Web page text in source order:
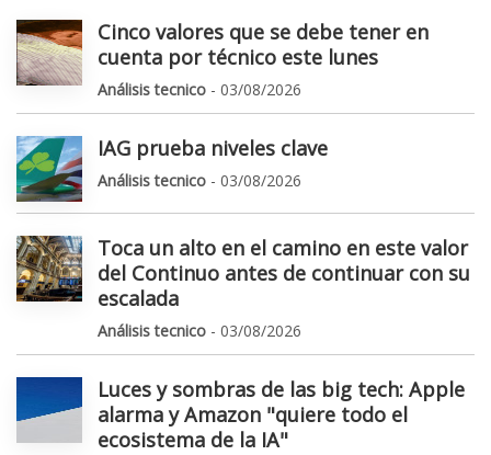
Cinco valores que se debe tener en
cuenta por técnico este lunes
Análisis tecnico - 03/08/2026
IAG prueba niveles clave
Análisis tecnico - 03/08/2026
Toca un alto en el camino en este valor
del Continuo antes de continuar con su
escalada
Análisis tecnico - 03/08/2026
Luces y sombras de las big tech: Apple
alarma y Amazon "quiere todo el
ecosistema de la IA"